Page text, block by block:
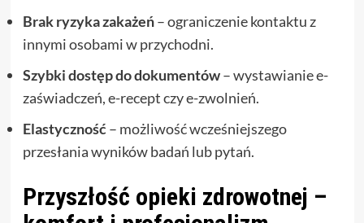
Brak ryzyka zakażeń– ograniczenie kontaktu z
innymi osobami w przychodni.
Szybki dostęp do dokumentów– wystawianie e-
zaświadczeń, e-recept czy e-zwolnień.
Elastyczność– możliwość wcześniejszego
przesłania wyników badań lub pytań.
Przyszłość opieki zdrowotnej –